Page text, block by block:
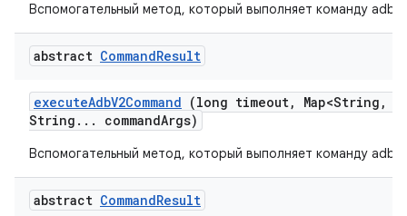
Вспомогательный метод, который выполняет команду adb
abstract CommandResult
executeAdbV2Command (long timeout, Map<String ,
String . . . commandArgs)
Вспомогательный метод, который выполняет команду adb
abstract CommandResult